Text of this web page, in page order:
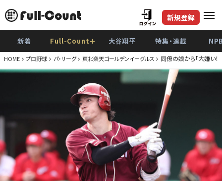
新規登録
新着 Full-Count＋ 大谷翔平 特集・連載
HOME プロ野球 パ・リーグ 東北楽天ゴールデンイーグルス 同僚の娘から「大嫌い